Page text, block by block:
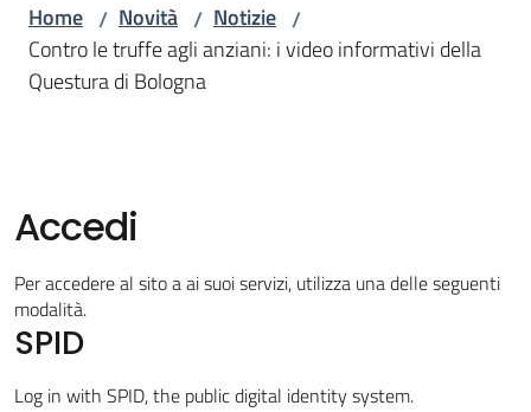
Amministrazione
Vivere
Galliera
Home / Novità / Notizie /
Contro le truffe agli anziani: i video informativi della
Questura di Bologna
Accedi
Per accedere al sito a ai suoi servizi, utilizza una delle seguenti
modalità.
SPID
Log in with SPID, the public digital identity system.